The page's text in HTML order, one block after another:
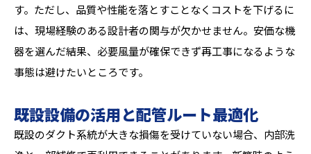
す。ただし、品質や性能を落とすことなくコストを下げるに
は、現場経験のある設計者の関与が欠かせません。安価な機
器を選んだ結果、必要風量が確保できず再工事になるような
事態は避けたいところです。
既設設備の活用と配管ルート最適化
既設のダクト系統が大きな損傷を受けていない場合、内部洗